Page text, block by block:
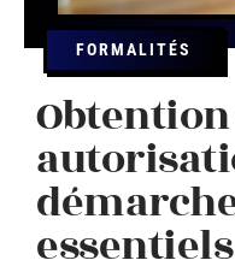
FORMALITÉS
Obtention
essentiels